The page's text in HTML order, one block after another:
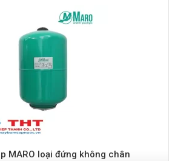
MARO loại đứng không chân